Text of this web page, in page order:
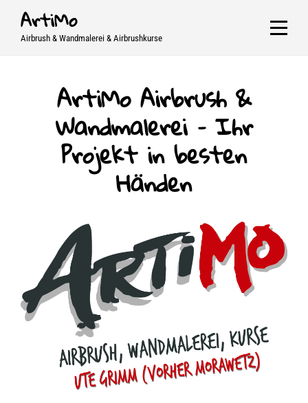
SkipArtiMo
Airbrush & Wandmalerei & Airbrushkurse
ArtiMo Airbrush &
Wandmalerei – Ihr
Projekt in besten
Händen